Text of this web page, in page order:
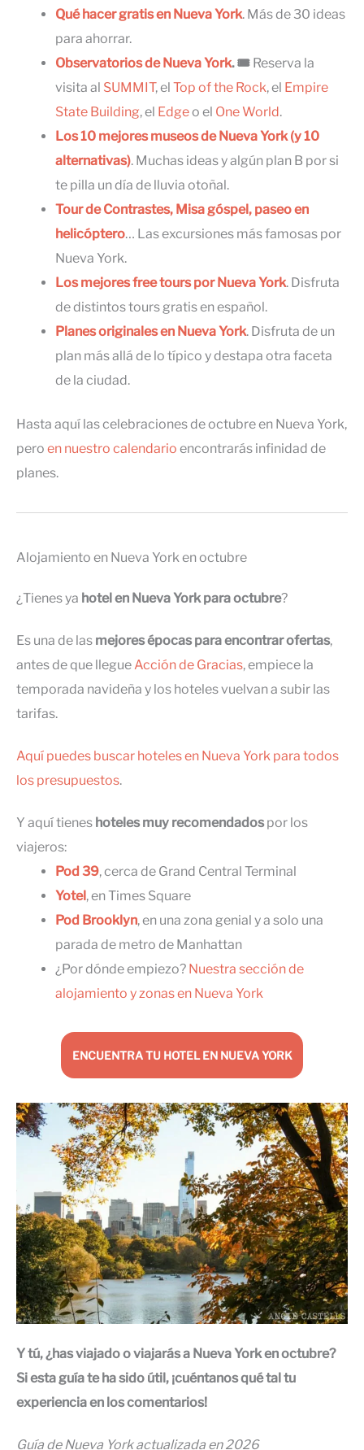
Qué hacer gratis en Nueva York. Más de 30 ideas
para ahorrar.
Observatorios de Nueva York. 🎟 Reserva la
visita al SUMMIT, el Top of the Rock, el Empire
State Building, el Edgeo el One World.
Los 10 mejores museos de Nueva York (y 10
alternativas). Muchas ideas y algún plan B por si
te pilla un día de lluvia otoñal.
Tour de Contrastes, Misa góspel, paseo en
helicóptero… Las excursiones más famosas por
Nueva York.
Los mejores free tours por Nueva York. Disfruta
de distintos tours gratis en español.
Planes originales en Nueva York. Disfruta de un
plan más allá de lo típico y destapa otra faceta
de la ciudad.
Hasta aquí las celebraciones de octubre en Nueva York,
pero en nuestro calendario encontrarás infinidad de
planes.
Alojamiento en Nueva York en octubre
¿Tienes ya hotel en Nueva York para octubre?
Es una de las mejores épocas para encontrar ofertas,
antes de que llegueAcción de Gracias, empiece la
temporada navideña y los hoteles vuelvan a subir las
tarifas.
Aquí puedes buscar hoteles en Nueva York para todos
los presupuestos.
Y aquí tienes hoteles muy recomendadospor los
viajeros:
Pod 39, cerca de Grand Central Terminal
Yotel, en Times Square
Pod Brooklyn, en una zona genial y a solo una
parada de metro de Manhattan
¿Por dónde empiezo? Nuestra sección de
alojamiento y zonas en Nueva York
ENCUENTRA TU HOTEL EN NUEVA YORK
Y tú, ¿has viajado o viajarás a Nueva York en octubre?
Si esta guía te ha sido útil, ¡cuéntanos qué tal tu
experiencia en los comentarios!
Guía de Nueva York actualizada en 2026